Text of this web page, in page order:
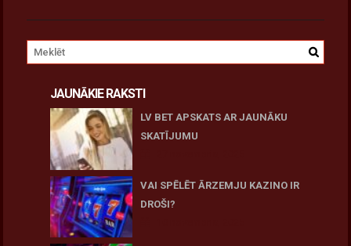
JAUNĀKIE RAKSTI
LV BET APSKATS AR JAUNĀKU
SKATĪJUMU
VAI SPĒLĒT ĀRZEMJU KAZINO IR
DROŠI?